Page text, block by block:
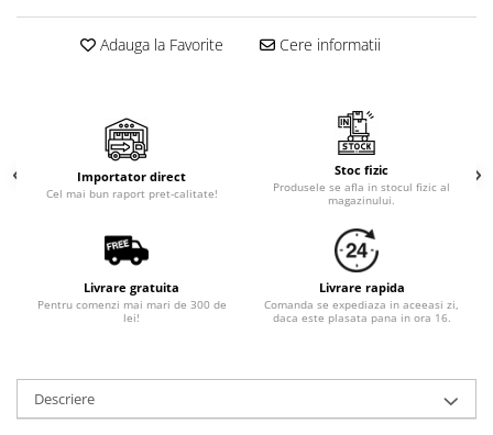
Adauga la Favorite Cere informatii
Importator direct
Cel mai bun raport pret-calitate!
Stoc fizic
Produsele se afla in stocul fizic al
magazinului.
Livrare gratuita
Pentru comenzi mai mari de 300 de
lei!
Livrare rapida
Comanda se expediaza in aceeasi zi,
daca este plasata pana in ora 16.
Descriere